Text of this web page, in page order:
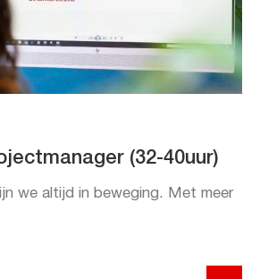
(32-40uur)
we altijd in beweging. Met meer